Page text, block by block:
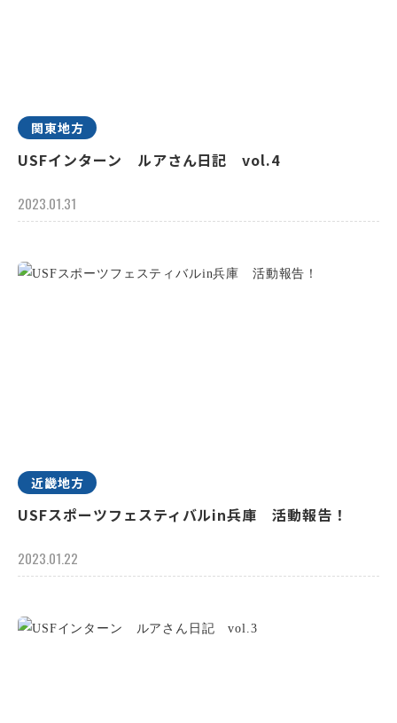
関東地方
USFインターン ルアさん日記 vol.4
2023.01.31
近畿地方
USFスポーツフェスティバルin兵庫 活動報告！
2023.01.22